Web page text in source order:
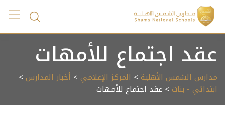
Skip
content
عقد اجتماع للأمهات
مدارس الشمس الأهلية > المركز الإعلامي > أخبار المدارس >
ابتدائي - بنات > عقد اجتماع للأمهات